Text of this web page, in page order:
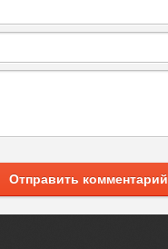
Отправить комментарий